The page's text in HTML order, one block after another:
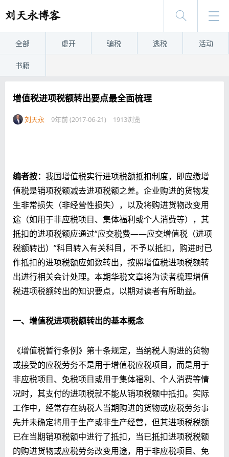
全部 虚开 骗税 逃税 活动
书籍
增值税进项税额转出要点最全面梳理
刘天永 9年前 (2017-06-21) 1913浏览
编者按： 我国增值税实行进项税额抵扣制度，即应缴增
值税是销项税额减去进项税额之差。企业购进的货物发
生非常损失（非经营性损失），以及将购进货物改变用
途（如用于非应税项目、集体福利或个人消费等），其
抵扣的进项税额应通过“应交税费——应交增值税（进项
税额转出）”科目转入有关科目，不予以抵扣，购进时已
作抵扣的进项税额应如数转出，按照增值税进项税额转
出进行相关会计处理。本期华税文章将为读者梳理增值
税进项税额转出的知识要点，以期对读者有所助益。
一、增值税进项税额转出的基本概念
《增值税暂行条例》第十条规定，当纳税人购进的货物
或接受的应税劳务不是用于增值税应税项目，而是用于
非应税项目、免税项目或用于集体福利、个人消费等情
况时，其支付的进项税就不能从销项税额中抵扣。实际
工作中，经常存在纳税人当期购进的货物或应税劳务事
先并未确定将用于生产或非生产经营，但其进项税税额
已在当期销项税额中进行了抵扣，当已抵扣进项税税额
的购进货物或应税劳务改变用途，用于非应税项目、免